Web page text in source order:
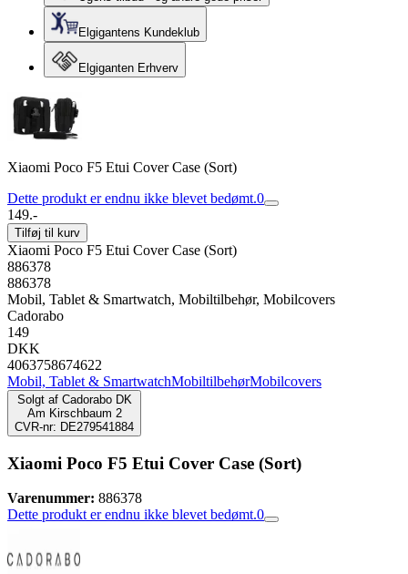
Elgigantens Kundeklub
Elgiganten Erhverv
Xiaomi Poco F5 Etui Cover Case (Sort)
Dette produkt er endnu ikke blevet bedømt.0
149.-
Tilføj til kurv
Xiaomi Poco F5 Etui Cover Case (Sort)
886378
886378
Mobil, Tablet & Smartwatch, Mobiltilbehør, Mobilcovers
Cadorabo
149
DKK
4063758674622
Mobil, Tablet & SmartwatchMobiltilbehørMobilcovers
Solgt af Cadorabo DK
Am Kirschbaum 2
CVR-nr: DE279541884
Xiaomi Poco F5 Etui Cover Case (Sort)
Varenummer: 886378
Dette produkt er endnu ikke blevet bedømt.0